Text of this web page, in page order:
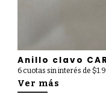
Anillo clavo
6 cuotas sin interés de
Ver más